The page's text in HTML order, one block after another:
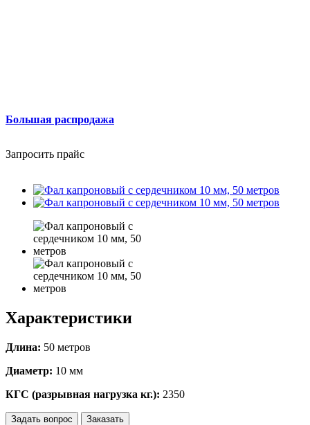
Большая распродажа
Запросить прайс
Характеристики
Длина: 50 метров
Диаметр: 10 мм
КГС (разрывная нагрузка кг.): 2350
Задать вопрос Заказать